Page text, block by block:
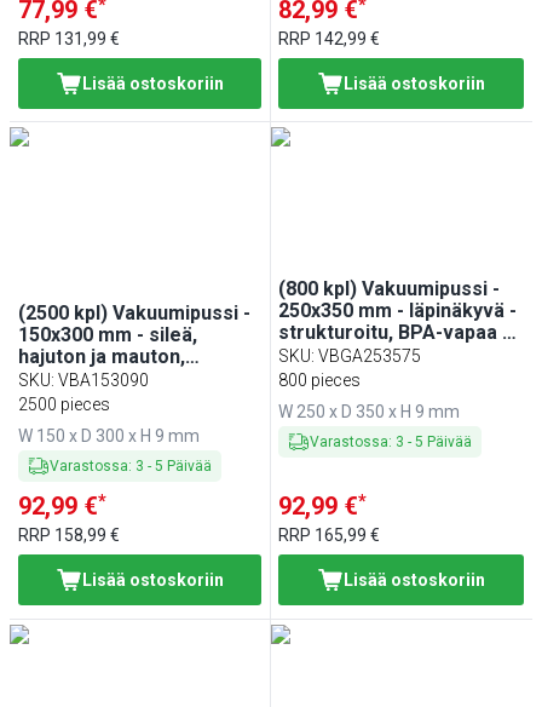
77,99 €*
RRP 131,99 €
Lisää ostoskoriin
82,99 €*
RRP 142,99 €
Lisää ostoskoriin
(2500 kpl) Vakuumipussi -
150x300 mm - sileä,
hajuton ja mauton,
mikroaaltouuniin sopiva,
pakastimeen sopiva - 90
SKU: VBA153090
2500 pieces
W 150 x D 300 x H 9 mm
Varastossa: 3 - 5 Päivää
92,99 €*
RRP 158,99 €
Lisää ostoskoriin
(800 kpl) Vakuumipussi -
250x350 mm - läpinäkyvä -
strukturoitu, BPA-vapaa -
75 µm
SKU:VBGA253575
800 pieces
W 250 x D 350 x H 9 mm
Varastossa: 3 -5 Päivää
92,99 €*
RRP 165,99 €
Lisää ostoskoriin